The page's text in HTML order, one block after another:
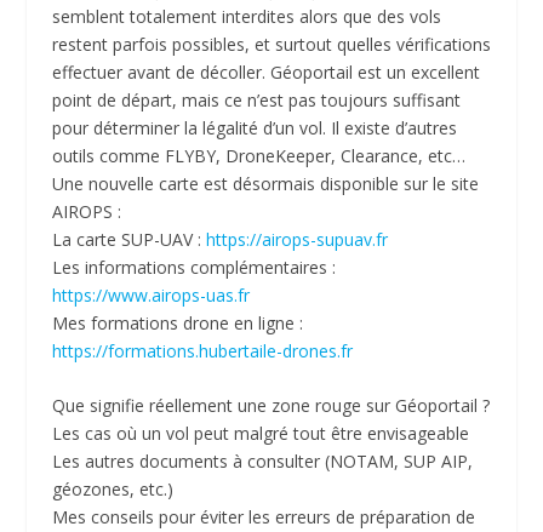
semblent totalement interdites alors que des vols
restent parfois possibles, et surtout quelles vérifications
effectuer avant de décoller. Géoportail est un excellent
point de départ, mais ce n’est pas toujours suffisant
pour déterminer la légalité d’un vol. Il existe d’autres
outils comme FLYBY, DroneKeeper, Clearance, etc…
Une nouvelle carte est désormais disponible sur le site
AIROPS :
La carte SUP-UAV : https://airops-supuav.fr
Les informations complémentaires :
https://www.airops-uas.fr
Mes formations drone en ligne :
https://formations.hubertaile-drones.fr
Que signifie réellement une zone rouge sur Géoportail ?
Les cas où un vol peut malgré tout être envisageable
Les autres documents à consulter (NOTAM, SUP AIP,
géozones, etc.)
Mes conseils pour éviter les erreurs de préparation de